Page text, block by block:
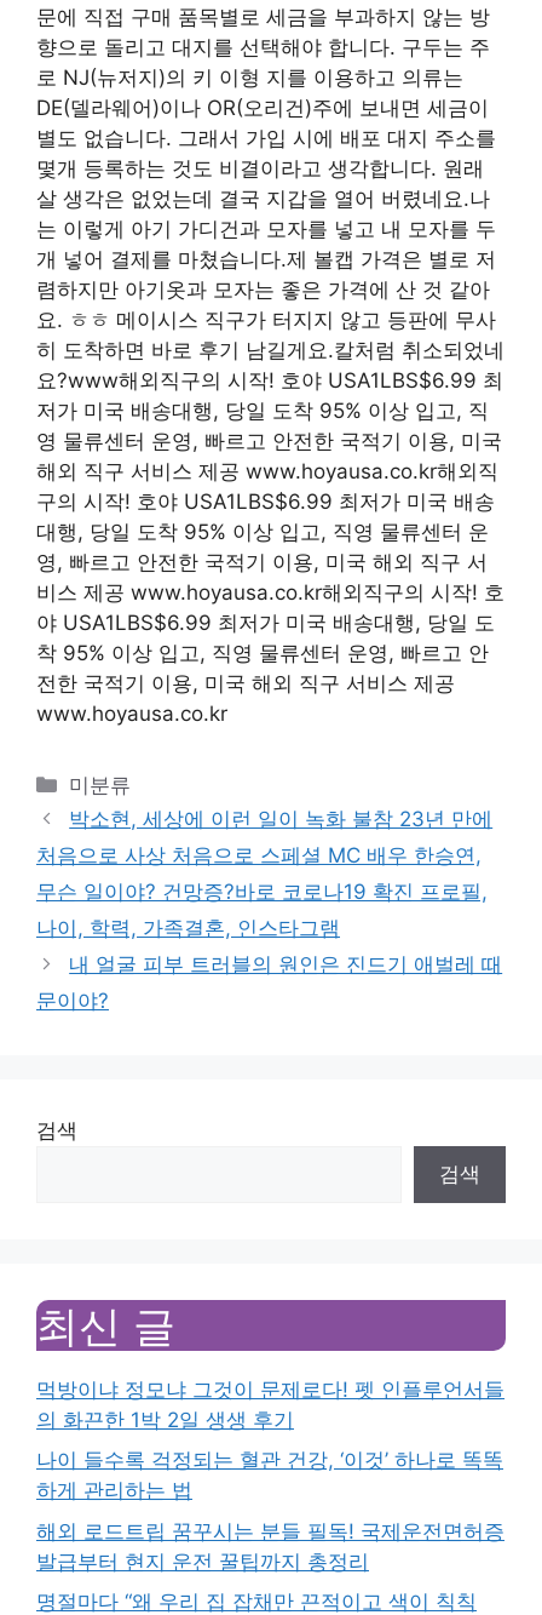
문에 직접 구매 품목별로 세금을 부과하지 않는 방
향으로 돌리고 대지를 선택해야 합니다. 구두는 주
로 NJ(뉴저지)의 키 이형 지를 이용하고 의류는
DE(델라웨어)이나 OR(오리건)주에 보내면 세금이
별도 없습니다. 그래서 가입 시에 배포 대지 주소를
몇개 등록하는 것도 비결이라고 생각합니다. 원래
살 생각은 없었는데 결국 지갑을 열어 버렸네요.나
는 이렇게 아기 가디건과 모자를 넣고 내 모자를 두
개 넣어 결제를 마쳤습니다.제 볼캡 가격은 별로 저
렴하지만 아기옷과 모자는 좋은 가격에 산 것 같아
요. ㅎㅎ 메이시스 직구가 터지지 않고 등판에 무사
히 도착하면 바로 후기 남길게요.칼처럼 취소되었네
요?www해외직구의 시작! 호야 USA1LBS$6.99 최
저가 미국 배송대행, 당일 도착 95% 이상 입고, 직
영 물류센터 운영, 빠르고 안전한 국적기 이용, 미국
해외 직구 서비스 제공 www.hoyausa.co.kr해외직
구의 시작! 호야 USA1LBS$6.99 최저가 미국 배송
대행, 당일 도착 95% 이상 입고, 직영 물류센터 운
영, 빠르고 안전한 국적기 이용, 미국 해외 직구 서
비스 제공 www.hoyausa.co.kr해외직구의 시작! 호
야 USA1LBS$6.99 최저가 미국 배송대행, 당일 도
착 95% 이상 입고, 직영 물류센터 운영, 빠르고 안
전한 국적기 이용, 미국 해외 직구 서비스 제공
www.hoyausa.co.kr
Categories
미분류
박소현, 세상에 이런 일이 녹화 불참 23년 만에
처음으로 사상 처음으로 스페셜 MC 배우 한승연,
무슨 일이야? 건망증?바로 코로나19 확진 프로필,
나이, 학력, 가족결혼, 인스타그램
내 얼굴 피부 트러블의 원인은 진드기 애벌레 때
문이야?
검색
검색
최신 글
먹방이냐 정모냐 그것이 문제로다! 펫 인플루언서들
의 화끈한 1박 2일 생생 후기
나이 들수록 걱정되는 혈관 건강, ‘이것’ 하나로 똑똑
하게 관리하는 법
해외 로드트립 꿈꾸시는 분들 필독! 국제운전면허증
발급부터 현지 운전 꿀팁까지 총정리
명절마다 “왜 우리 집 잡채만 끈적이고 색이 칙칙